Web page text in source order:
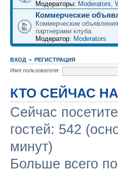
Модераторы: Moderators
Коммерческие
Коммерческие
партнерами клуба.
Модератор: Moderators
ВХОД • РЕГИСТРАЦИЯ
Имя пользователя:
КТО СЕЙЧАС
Сейчас
гостей: 542
минут)
Больше всего